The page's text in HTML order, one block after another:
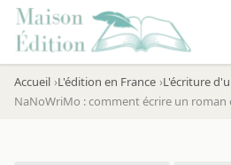
Accueil L'édition en France L'écriture
NaNoWriMo : comment écrire un roman